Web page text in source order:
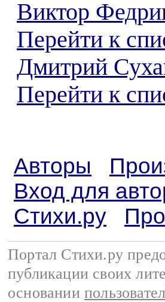
Виктор
Перейти к
Дмитрий
Перейти к
Авторы
Вход для
Стихи.ру
Портал Стихи.ру
публикации своих
основании